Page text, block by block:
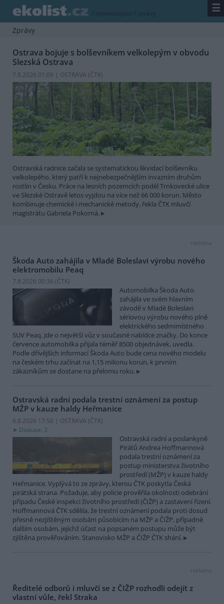
/ zpravodajství / zprávy ☰
Zprávy
Ostrava bojuje s bolševníkem velkolepým v obvodu
Slezská Ostrava
7.8.2026 01:09 | OSTRAVA (ČTK)
Ostravská radnice začala se systematickou likvidací bolševníku
velkolepého, který patří k nejnebezpečnějším invazním druhům
rostlin v Česku. Práce na lesních pozemcích podél Trnkovecké ulice
ve Slezské Ostravě letos vyjdou na více než 66 000 korun. Město
kombinuje chemické i mechanické metody, řekla ČTK mluvčí
magistrátu Gabriela Pokorná.
reklama
Škoda Auto zahájila v Mladé Boleslavi výrobu nového
elektromobilu Peaq
7.8.2026 00:36 (ČTK)
Automobilka Škoda Auto
zahájila ve svém hlavním
závodě v Mladé Boleslavi
sériovou výrobu nového plně
elektrického sedmimístného
SUV Peaq. Jde o největší vůz v současné nabídce značky. Do konce
července automobilka přijala téměř 8500 objednávek, uvedla.
Podle dřívějších informací Škoda Auto bude cena nového modelu
na českém trhu začínat na 1,15 milionu korun, k prvním
zákazníkům se dostane na přelomu roku.
Ostravská radní podala trestní oznámení za postup
MŽP v kauze haldy Heřmanice
6.8.2026 17:50 | OSTRAVA (ČTK)
Diskuse: 3
Ostravská radní a poslankyně
Pirátů Andrea Hoffmannová
podala trestní oznámení za
postup ministerstva životního
prostředí (MŽP) v kauze haldy
Heřmanice. Vyplývá to ze zprávy, kterou ČTK poskytla Česká
pirátská strana. Požaduje, aby policie prověřila okolnosti odebrání
případu České inspekci životního prostředí (ČIŽP) a zastavení řízení.
Hoffmannová ČTK sdělila, že trestní oznámení podala proti dosud
přesně nezjištěným osobám působícím na MŽP a ČIŽP, případně
dalším osobám, jejichž účast na popsaném postupu může být
zjištěna prověřováním. Stanovisko MŽP a ČIŽP ČTK shání.
reklama
Ředitelé odborů i mluvčí se z ČIŽP rozhodli odejít z
vlastní vůle, řekl Straka